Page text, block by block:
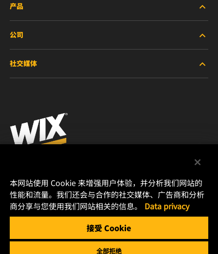
产品
新产品
停产/替代产品
公司
职业生涯
印制
社交媒体
曼胡默尔管理（上海）有限公司
上海嘉定工业区兴庆路168号
邮编：201807
传真: (86)021 6185 0400
本网站使用 Cookie 来增强用户体验，并分析我们网站的
性能和流量。我们还会与合作的社交媒体、广告商和分析
商分享与您使用我们网站相关的信息。
Data privacy
接受 Cookie
全部拒绝